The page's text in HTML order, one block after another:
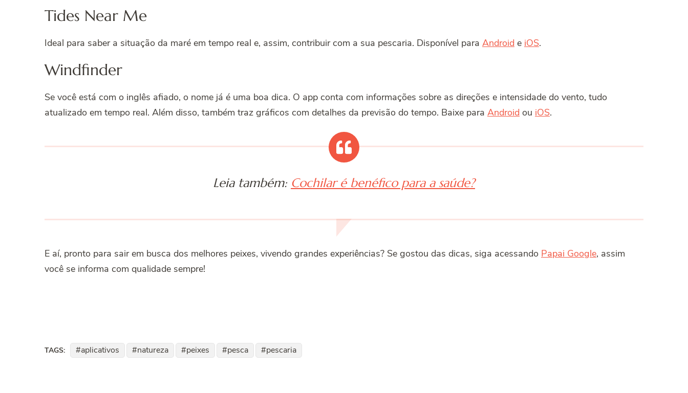
Tides Near Me
Ideal para saber a situação da maré em tempo real e, assim, contribuir com a sua pescaria. Disponível para Android e iOS.
Windfinder
Se você está com o inglês afiado, o nome já é uma boa dica. O app conta com informações sobre as direções e intensidade do vento, tudo
atualizado em tempo real. Além disso, também traz gráficos com detalhes da previsão do tempo. Baixe para Android ou iOS.
Leia também: Cochilar é benéfico para a saúde?
E aí, pronto para sair em busca dos melhores peixes, vivendo grandes experiências? Se gostou das dicas, siga acessando Papai Google, assim
você se informa com qualidade sempre!
TAGS: aplicativos natureza peixes pesca pescaria